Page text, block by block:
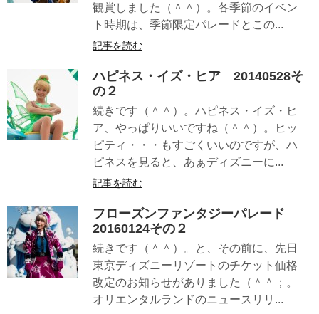
観賞しました（＾＾）。各季節のイベン
ト時期は、季節限定パレードとこの...
記事を読む
ハピネス・イズ・ヒア 20140528そ
の２
続きです（＾＾）。ハピネス・イズ・ヒ
ア、やっぱりいいですね（＾＾）。ヒッ
ピティ・・・もすごくいいのですが、ハ
ピネスを見ると、あぁディズニーに...
記事を読む
フローズンファンタジーパレード
20160124その２
続きです（＾＾）。と、その前に、先日
東京ディズニーリゾートのチケット価格
改定のお知らせがありました（＾＾；。
オリエンタルランドのニュースリリ...